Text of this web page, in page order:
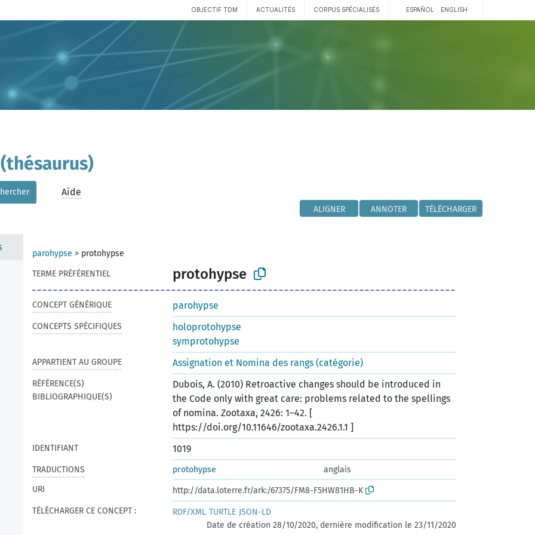
OBJECTIF TDM ACTUALITÉS CORPUS SPÉCIALISÉS ESPAÑOL ENGLISH
Aide
ALIGNER ANNOTER TÉLÉCHARGER
parohypse > protohypse
TERME PRÉFÉRENTIEL
protohypse
CONCEPT GÉNÉRIQUE parohypse
CONCEPTS SPÉCIFIQUES
holoprotohypse
symprotohypse
APPARTIENT AU GROUPE Assignation et Nomina des rangs (catégorie)
RÉFÉRENCE(S)
BIBLIOGRAPHIQUE(S)
Dubois, A. (2010) Retroactive changes should be introduced in
the Code only with great care: problems related to the spellings
of nomina. Zootaxa, 2426: 1–42. [
https://doi.org/10.11646/zootaxa.2426.1.1 ]
IDENTIFIANT 1019
TRADUCTIONS protohypse
anglais
URI
http://data.loterre.fr/ark:/67375/FM8-F5HW81HB-K
TÉLÉCHARGER CE CONCEPT :
RDF/XML TURTLE JSON-LD
Date de création 28/10/2020, dernière modification le 23/11/2020